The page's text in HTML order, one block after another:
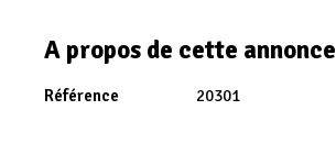
A propos de cette annonce
Référence 20301